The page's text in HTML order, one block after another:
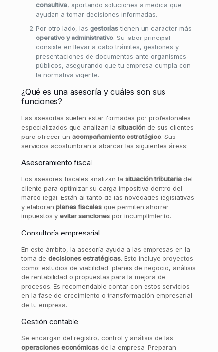
consultiva, aportando soluciones a medida que
ayudan a tomar decisiones informadas.
Por otro lado, las gestoríastienen un carácter más
operativo y administrativo. Su labor principal
consiste en llevar a cabo trámites, gestiones y
presentaciones de documentos ante organismos
públicos, asegurando que tu empresa cumpla con
la normativa vigente.
¿Qué es una asesoría y cuáles son sus
funciones?
Las asesorías suelen estar formadas por profesionales
especializados que analizan la situaciónde sus clientes
para ofrecer un acompañamiento estratégico. Sus
servicios acostumbran a abarcar las siguientes áreas:
Asesoramiento fiscal
Los asesores fiscales analizan la situación tributariadel
cliente para optimizar su carga impositiva dentro del
marco legal. Están al tanto de las novedades legislativas
y elaboran planes fiscalesque permiten ahorrar
impuestos y evitar sancionespor incumplimiento.
Consultoría empresarial
En este ámbito, la asesoría ayuda a las empresas en la
toma de decisiones estratégicas. Esto incluye proyectos
como: estudios de viabilidad, planes de negocio, análisis
de rentabilidad o propuestas para la mejora de
procesos. Es recomendable contar con estos servicios
en la fase de crecimiento o transformación empresarial
de tu empresa.
Gestión contable
Se encargan del registro, control y análisis de las
operaciones económicasde la empresa. Preparan